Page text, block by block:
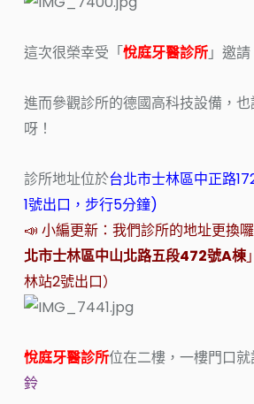
這次很榮幸受「悅庭牙醫診所」邀
進而參觀診所的德國高科技設備，
呀！
診所地址位於台北市士林區中正路
1號出口，步行5分鐘)
📣 小編更新：我們診所的地址更換
北市士林區中山北路五段472號A棟
林站2號出口）
悅庭牙醫診所位在二樓，一樓門口就
鈴